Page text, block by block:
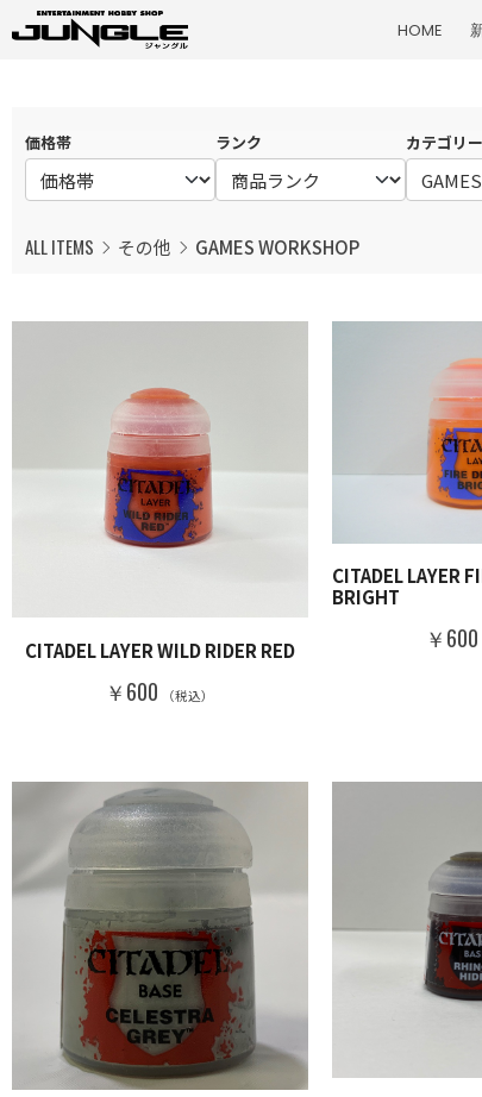
HOME
価格帯 ランク カテゴリー
ALL ITEMS その他 GAMES WORKSHOP
CITADEL LAYER WILD RIDER RED
￥600 （税込）
CITADEL LAYER
BRIGHT
￥600